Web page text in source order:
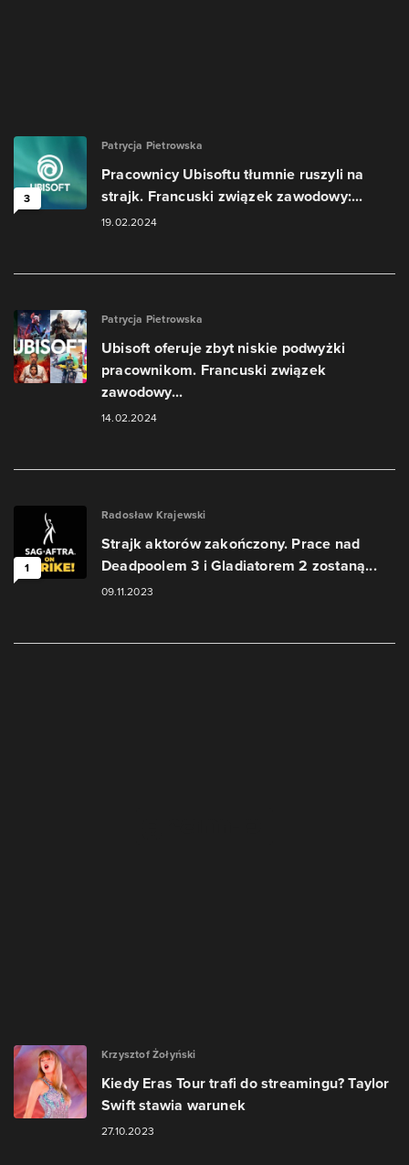
3
Patrycja Pietrowska
Pracownicy Ubisoftu tłumnie ruszyli na
strajk. Francuski związek zawodowy:...
19.02.2024
Patrycja Pietrowska
Ubisoft oferuje zbyt niskie podwyżki
pracownikom. Francuski związek
zawodowy...
14.02.2024
1
Radosław Krajewski
Strajk aktorów zakończony. Prace nad
Deadpoolem 3 i Gladiatorem 2 zostaną...
09.11.2023
Krzysztof Żołyński
Kiedy Eras Tour trafi do streamingu? Taylor
Swift stawia warunek
27.10.2023